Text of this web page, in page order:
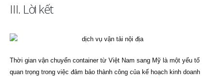
III. Lời kết
Thời gian vận chuyển container từ Việt Nam sang Mỹ là một yếu tố
quan trọng trong việc đảm bảo thành công của kế hoạch kinh doanh